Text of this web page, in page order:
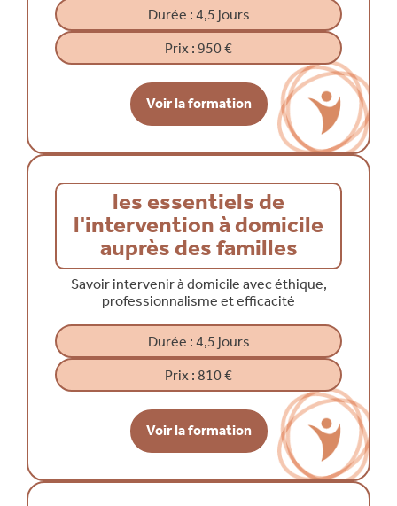
Durée : 4,5 jours
Prix :950 €
Voir la formation
les essentiels de
l'intervention à domicile
auprès des familles
Savoir intervenir à domicile avec éthique,
professionnalisme et efficacité
Durée : 4,5 jours
Prix :810 €
Voir la formation